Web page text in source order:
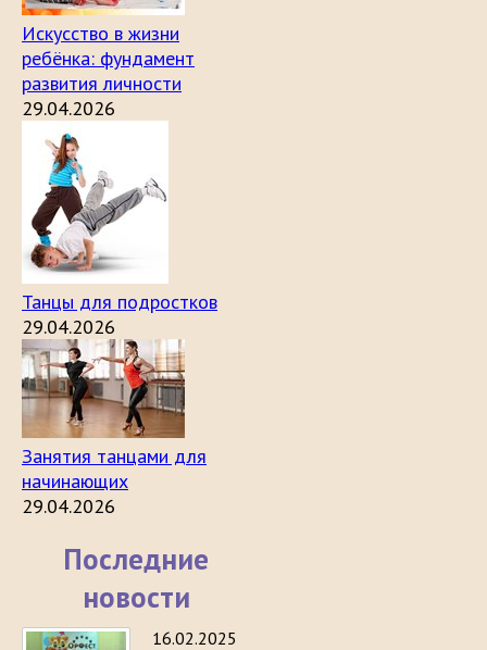
Искусство в жизни
ребёнка: фундамент
развития личности
29.04.2026
Танцы для подростков
29.04.2026
Занятия танцами для
начинающих
29.04.2026
Последние
новости
16.02.2025